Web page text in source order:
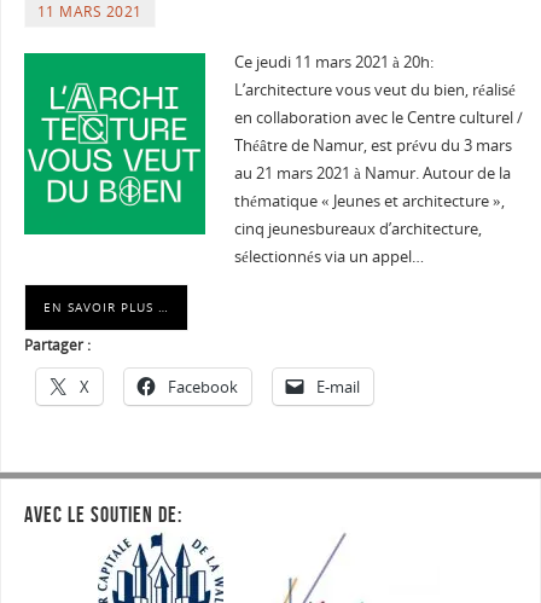
11 MARS 2021
Ce jeudi 11 mars 2021 à 20h:
L’architecture vous veut du bien, réalisé
en collaboration avec le Centre culturel /
Théâtre de Namur, est prévu du 3 mars
au 21 mars 2021 à Namur. Autour de la
thématique « Jeunes et architecture »,
cinq jeunesbureaux d’architecture,
sélectionnés via un appel…
EN SAVOIR PLUS …
Partager :
X Facebook E-mail
AVEC LE SOUTIEN DE: